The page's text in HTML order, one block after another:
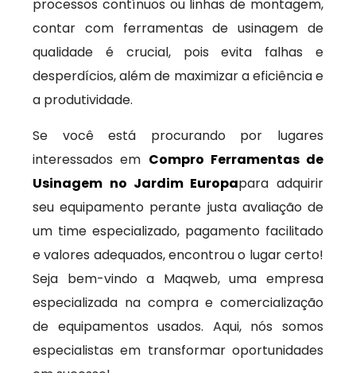
processos contínuos ou linhas de montagem,
contar com ferramentas de usinagem de
qualidade é crucial, pois evita falhas e
desperdícios, além de maximizar a eficiência e
a produtividade.
Se você está procurando por lugares
interessados em Compro Ferramentas de
Usinagem no Jardim Europapara adquirir
seu equipamento perante justa avaliação de
um time especializado, pagamento facilitado
e valores adequados, encontrou o lugar certo!
Seja bem-vindo a Maqweb, uma empresa
especializada na compra e comercialização
de equipamentos usados. Aqui, nós somos
especialistas em transformar oportunidades